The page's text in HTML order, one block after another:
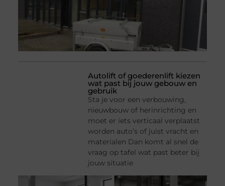
Autolift of goederenlift kiezen
wat past bij jouw gebouw en
gebruik
Sta je voor een verbouwing,
nieuwbouw of herinrichting en
moet er iets verticaal verplaatst
worden auto’s of juist vracht en
materialen Dan komt al snel de
vraag op tafel wat past beter bij
jouw situatie